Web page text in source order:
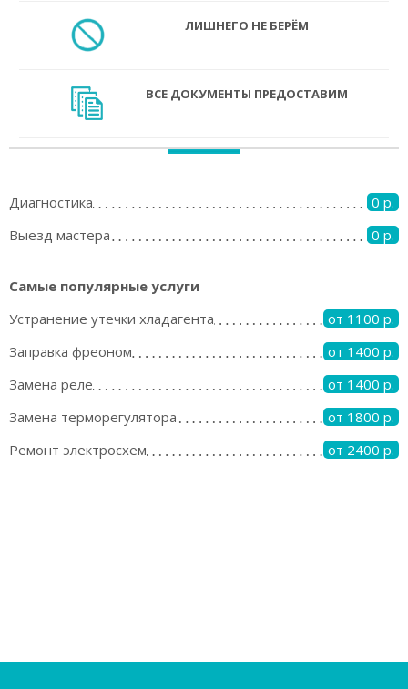
ЛИШНЕГО НЕ БЕРЁМ
ВСЕ ДОКУМЕНТЫ ПРЕДОСТАВИМ
Диагностика
0 р.
Выезд мастера
0 р.
Самые популярные услуги
Устранение утечки хладагента
от 1100 р.
Заправка фреоном
от 1400 р.
Замена реле
от 1400 р.
Замена терморегулятора
от 1800 р.
Ремонт электросхем
от 2400 р.